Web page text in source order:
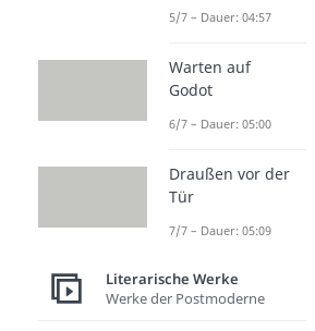
5/7 – Dauer: 04:57
Warten auf
Godot
6/7 – Dauer: 05:00
Draußen vor der
Tür
7/7 – Dauer: 05:09
Literarische Werke
Werke der Postmoderne